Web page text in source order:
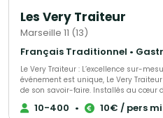
Les Very Traiteur
Marseille 11 (13)
Le Very Traiteur : L’excellence sur-
événement est unique, Le Very
de son savoir-faire. Installés au cœur
concevons des expériences culinaires
soyez un particulier célébrant un
10-400 • 10€ / pers